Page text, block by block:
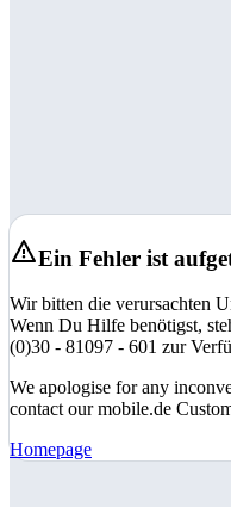
Ein Fehler ist
Wir bitten die verursachten
Wenn Du Hilfe benötigst,
(0)30 - 81097 - 601 zur
We apologise for any
contact our mobile.de
Homepage